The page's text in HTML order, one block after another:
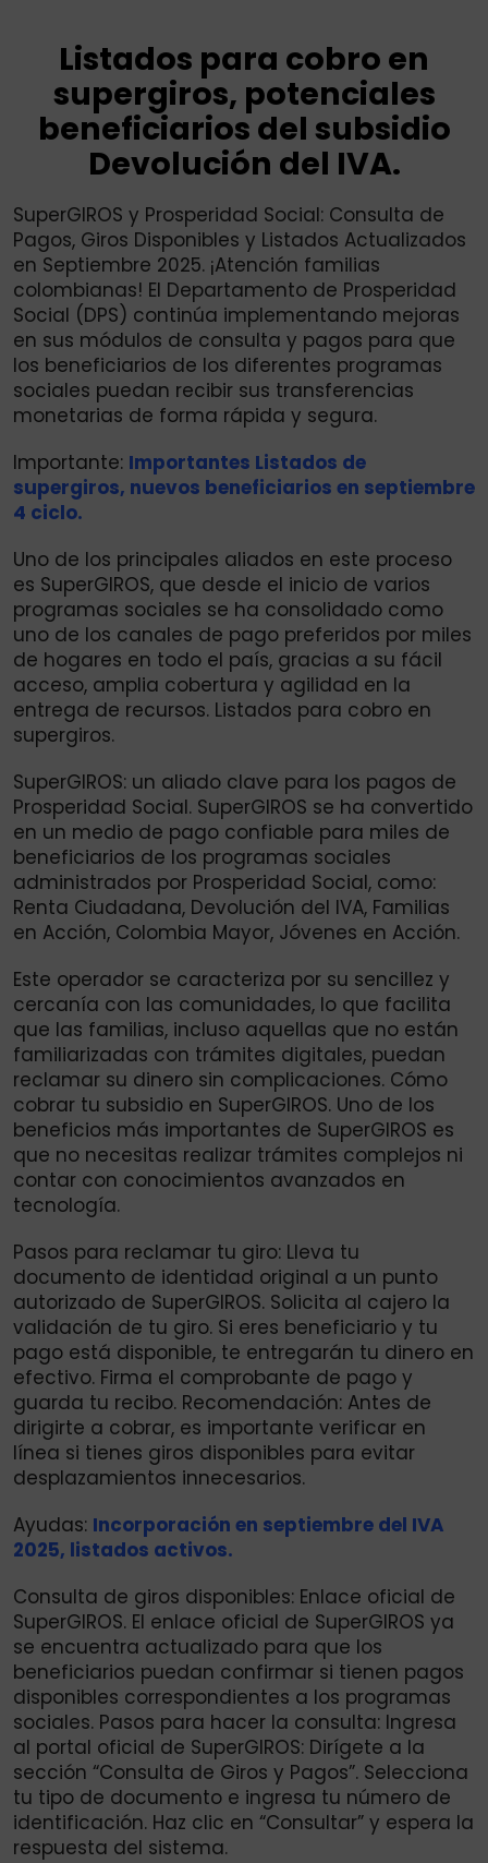
Listados para cobro en
supergiros, potenciales
beneficiarios del subsidio
Devolución del IVA.
SuperGIROS y Prosperidad Social: Consulta de
Pagos, Giros Disponibles y Listados Actualizados
en Septiembre 2025. ¡Atención familias
colombianas! El Departamento de Prosperidad
Social (DPS) continúa implementando mejoras
en sus módulos de consulta y pagos para que
los beneficiarios de los diferentes programas
sociales puedan recibir sus transferencias
monetarias de forma rápida y segura.
Importante: Importantes Listados de
supergiros, nuevos beneficiarios en septiembre
4 ciclo.
Uno de los principales aliados en este proceso
es SuperGIROS, que desde el inicio de varios
programas sociales se ha consolidado como
uno de los canales de pago preferidos por miles
de hogares en todo el país, gracias a su fácil
acceso, amplia cobertura y agilidad en la
entrega de recursos. Listados para cobro en
supergiros.
SuperGIROS: un aliado clave para los pagos de
Prosperidad Social. SuperGIROS se ha convertido
en un medio de pago confiable para miles de
beneficiarios de los programas sociales
administrados por Prosperidad Social, como:
Renta Ciudadana, Devolución del IVA, Familias
en Acción, Colombia Mayor, Jóvenes en Acción.
Este operador se caracteriza por su sencillez y
cercanía con las comunidades, lo que facilita
que las familias, incluso aquellas que no están
familiarizadas con trámites digitales, puedan
reclamar su dinero sin complicaciones. Cómo
cobrar tu subsidio en SuperGIROS. Uno de los
beneficios más importantes de SuperGIROS es
que no necesitas realizar trámites complejos ni
contar con conocimientos avanzados en
tecnología.
Pasos para reclamar tu giro: Lleva tu
documento de identidad original a un punto
autorizado de SuperGIROS. Solicita al cajero la
validación de tu giro. Si eres beneficiario y tu
pago está disponible, te entregarán tu dinero en
efectivo. Firma el comprobante de pago y
guarda tu recibo. Recomendación: Antes de
dirigirte a cobrar, es importante verificar en
línea si tienes giros disponibles para evitar
desplazamientos innecesarios.
Ayudas: Incorporación en septiembre del IVA
2025, listados activos.
Consulta de giros disponibles: Enlace oficial de
SuperGIROS. El enlace oficial de SuperGIROS ya
se encuentra actualizado para que los
beneficiarios puedan confirmar si tienen pagos
disponibles correspondientes a los programas
sociales. Pasos para hacer la consulta: Ingresa
al portal oficial de SuperGIROS: Dirígete a la
sección “Consulta de Giros y Pagos”. Selecciona
tu tipo de documento e ingresa tu número de
identificación. Haz clic en “Consultar” y espera la
respuesta del sistema.